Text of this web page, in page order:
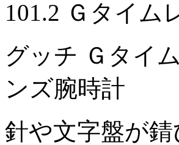
101.2 Ｇタイム
グッチ Ｇタイ
ンズ腕時計
針や文字盤が